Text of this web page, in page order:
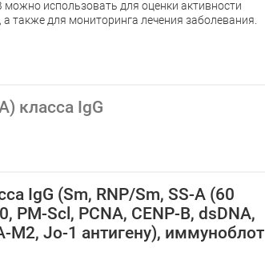
использовать для оценки активности
также для мониторинга лечения заболевания.
класса IgG
IgG (Sm, RNP/Sm, SS-A (60
PM-Scl, PCNA, CENР-B, dsDNA,
M2, Jo-1 антигену), иммуноблот